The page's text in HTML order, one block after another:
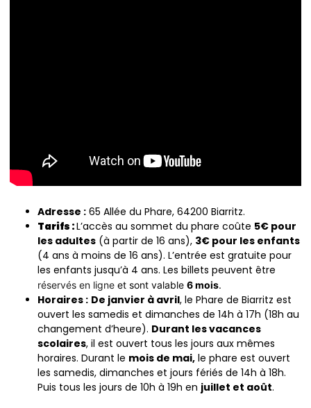
Adresse : 65 Allée du Phare, 64200 Biarritz.
Tarifs :L’accès au sommet du phare coûte 5€ pour
les adultes (à partir de 16 ans), 3€ pour les enfants
(4 ans à moins de 16 ans). L’entrée est gratuite pour
les enfants jusqu’à 4 ans. Les billets peuvent être
réservés en ligne et sont valable 6 mois.
Horaires : De janvier à avril, le Phare de Biarritz est
ouvert les samedis et dimanches de 14h à 17h (18h au
changement d’heure). Durant les vacances
scolaires, il est ouvert tous les jours aux mêmes
horaires. Durant le mois de mai, le phare est ouvert
les samedis, dimanches et jours fériés de 14h à 18h.
Puis tous les jours de 10h à 19h en juillet et août.